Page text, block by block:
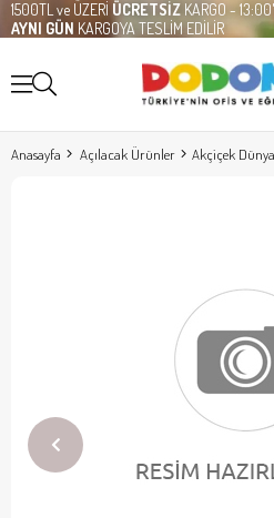
1500TL ve ÜZERİ ÜCRETSİZ KARGO -
AYNI GÜN KARGOYA TESLİM EDİLİR
Anasayfa Açılacak Ürünler Akçiçek